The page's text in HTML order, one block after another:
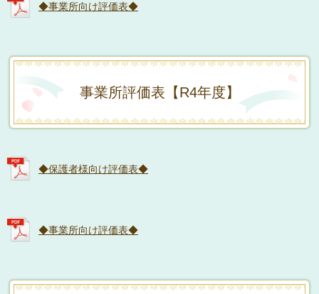
◆事業所向け評価表◆
事業所評価表【R4年度】
◆保護者様向け評価表◆
◆事業所向け評価表◆